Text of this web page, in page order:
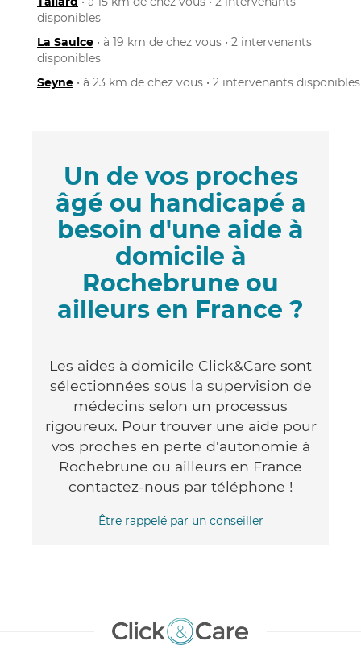
disponibles
La Saulce • à 19 km de chez vous • 2 intervenants
disponibles
Seyne • à 23 km de chez vous • 2 intervenants disponibles
Un de vos proches
âgé ou handicapé a
besoin d'une aide à
domicile à
Rochebrune ou
ailleurs en France ?
Les aides à domicile Click&Care sont
sélectionnées sous la supervision de
médecins selon un processus
rigoureux. Pour trouver une aide pour
vos proches en perte d'autonomie à
Rochebrune ou ailleurs en France
contactez-nous par téléphone !
Être rappelé par un conseiller